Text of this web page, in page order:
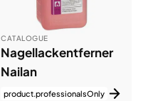
CATALOGUE
Nagellackentferner
Nailan
product.professionalsOnly